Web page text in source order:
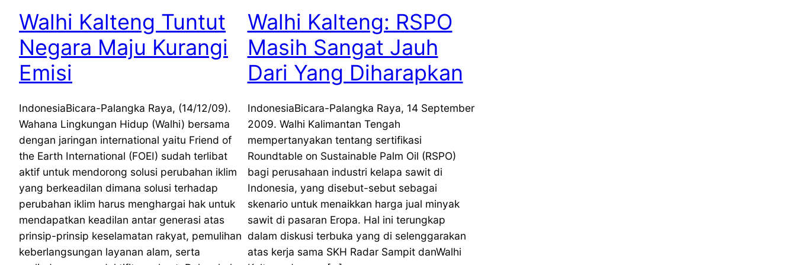
Walhi Kalteng Tuntut
Negara Maju Kurangi
Emisi
IndonesiaBicara-Palangka Raya, (14/12/09).
Wahana Lingkungan Hidup (Walhi) bersama
dengan jaringan international yaitu Friend of
the Earth International (FOEI) sudah terlibat
aktif untuk mendorong solusi perubahan iklim
yang berkeadilan dimana solusi terhadap
perubahan iklim harus menghargai hak untuk
mendapatkan keadilan antar generasi atas
prinsip-prinsip keselamatan rakyat, pemulihan
keberlangsungan layanan alam, serta
Walhi Kalteng: RSPO
Masih Sangat Jauh
Dari Yang Diharapkan
IndonesiaBicara-Palangka Raya, 14 September
2009. Walhi Kalimantan Tengah
mempertanyakan tentang sertifikasi
Roundtable on Sustainable Palm Oil (RSPO)
bagi perusahaan industri kelapa sawit di
Indonesia, yang disebut-sebut sebagai
skenario untuk menaikkan harga jual minyak
sawit di pasaran Eropa. Hal ini terungkap
dalam diskusi terbuka yang di selenggarakan
atas kerja sama SKH Radar Sampit danWalhi